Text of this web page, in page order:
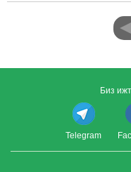
Биз
Telegram